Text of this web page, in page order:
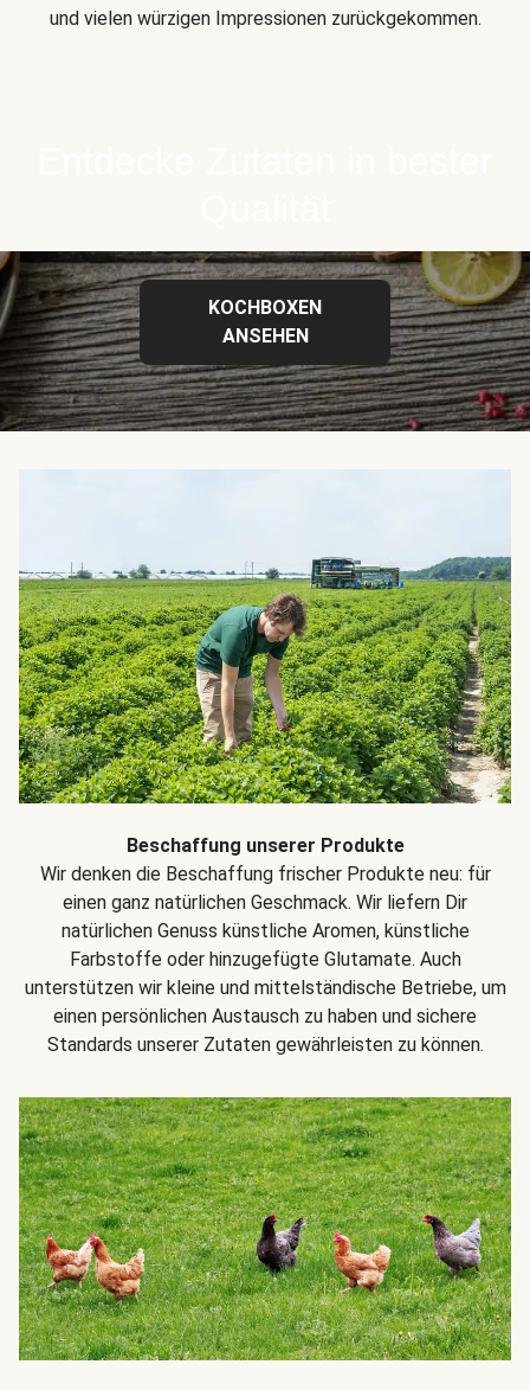
und vielen würzigen Impressionen zurückgekommen.
KOCHBOXEN
ANSEHEN
Beschaffung unserer Produkte
Wir denken die Beschaffung frischer Produkte neu: für
einen ganz natürlichen Geschmack. Wir liefern Dir
natürlichen Genuss künstliche Aromen, künstliche
Farbstoffe oder hinzugefügte Glutamate. Auch
unterstützen wir kleine und mittelständische Betriebe, um
einen persönlichen Austausch zu haben und sichere
Standards unserer Zutaten gewährleisten zu können.